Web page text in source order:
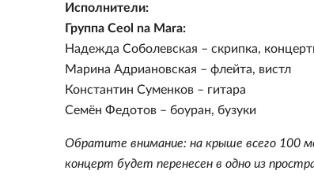
Исполнители:
Группа Ceol na Mara:
Надежда Соболевская – скрипка,
Марина Адриановская – флейта, вистл
Константин Суменков – гитара
Семён Федотов – боуран, бузуки
Обратите внимание: на крыше всего 100
концерт будет перенесен в одно из